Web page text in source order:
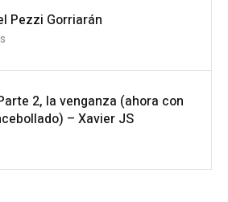
Pezzi Gorriarán
2, la venganza (ahora con
– Xavier JS